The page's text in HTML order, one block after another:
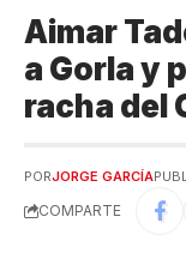
Aimar
a Gorla y
racha del
PORJORGE GARCÍA
COMPARTE